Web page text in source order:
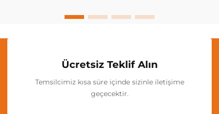
Ücretsiz Teklif Alın
Temsilcimiz kısa süre içinde sizinle iletişime
geçecektir.